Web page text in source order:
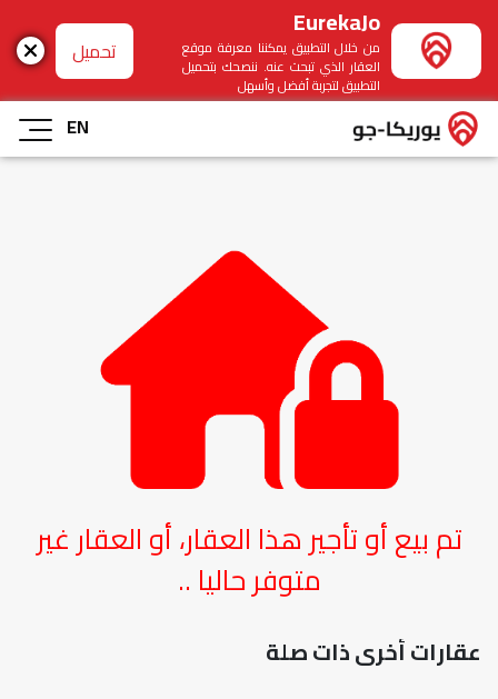
EurekaJo
من خلال التطبيق يمكننا معرفة موقع
العقار الذي تبحث عنه. ننصحك بتحميل
التطبيق لتجربة أفضل وأسهل
تحميل
EN
تم بيع أو تأجير هذا العقار، أو العقار غير
متوفر حاليا ..
عقارات أخرى ذات صلة